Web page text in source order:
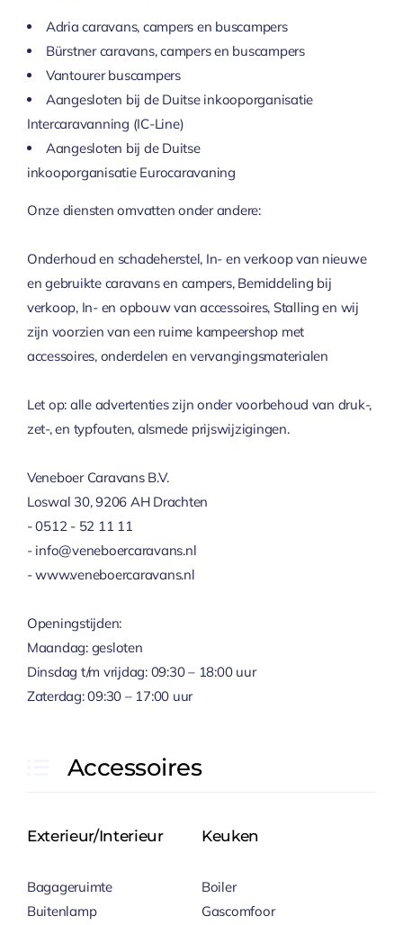
Adria caravans, campers en buscampers
Bürstner caravans, campers en buscampers
Vantourer buscampers
Aangesloten bij de Duitse inkooporganisatie
Intercaravanning (IC-Line)
Aangesloten bij de Duitse
inkooporganisatie Eurocaravaning
Onze diensten omvatten onder andere:
Onderhoud en schadeherstel, In- en verkoop van nieuwe
en gebruikte caravans en campers, Bemiddeling bij
verkoop, In- en opbouw van accessoires, Stalling en wij
zijn voorzien van een ruime kampeershop met
accessoires, onderdelen en vervangingsmaterialen
Let op: alle advertenties zijn onder voorbehoud van druk-,
zet-, en typfouten, alsmede prijswijzigingen.
Veneboer Caravans B.V.
Loswal 30, 9206 AH Drachten
- 0512 - 52 11 11
- info@veneboercaravans.nl
- www.veneboercaravans.nl
Openingstijden:
Maandag: gesloten
Dinsdag t/m vrijdag: 09:30 – 18:00 uur
Zaterdag: 09:30 – 17:00 uur
Accessoires
Exterieur/Interieur
Bagageruimte
Buitenlamp
Keuken
Boiler
Gascomfoor